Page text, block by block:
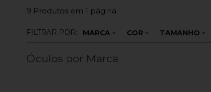
9 Produtos em 1 página
FILTRAR POR: MARCA COR TAMANHO
Óculos por Marca